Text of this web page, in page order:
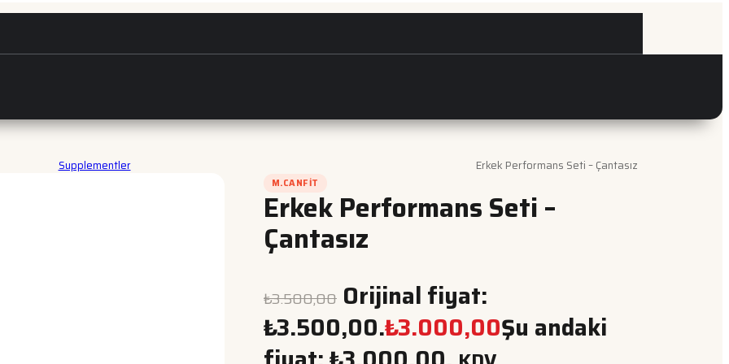
Supplementler Erkek Performans Seti – Çantasız
M.CANFIT
Erkek Performans Seti –
Çantasız
₺3.500,00 Orijinal fiyat:
₺3.500,00.₺3.000,00Şu andaki